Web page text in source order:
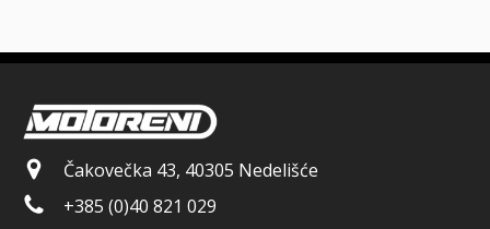
Čakovečka 43, 40305 Nedelišće
+385 (0)40 821 029